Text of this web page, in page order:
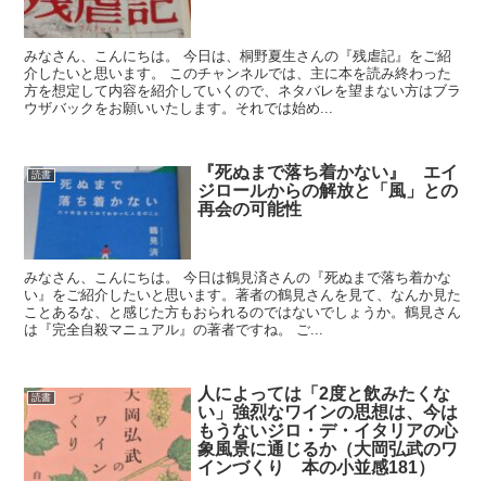
みなさん、こんにちは。 今日は、桐野夏生さんの『残虐記』をご紹
介したいと思います。 このチャンネルでは、主に本を読み終わった
方を想定して内容を紹介していくので、ネタバレを望まない方はブラ
ウザバックをお願いいたします。それでは始め...
読書
『死ぬまで落ち着かない』 エイ
ジロールからの解放と「風」との
再会の可能性
みなさん、こんにちは。 今日は鶴見済さんの『死ぬまで落ち着かな
い』をご紹介したいと思います。著者の鶴見さんを見て、なんか見た
ことあるな、と感じた方もおられるのではないでしょうか。鶴見さん
は『完全自殺マニュアル』の著者ですね。 ご...
読書
人によっては「2度と飲みたくな
い」強烈なワインの思想は、今は
もうないジロ・デ・イタリアの心
象風景に通じるか（大岡弘武のワ
インづくり 本の小並感181）